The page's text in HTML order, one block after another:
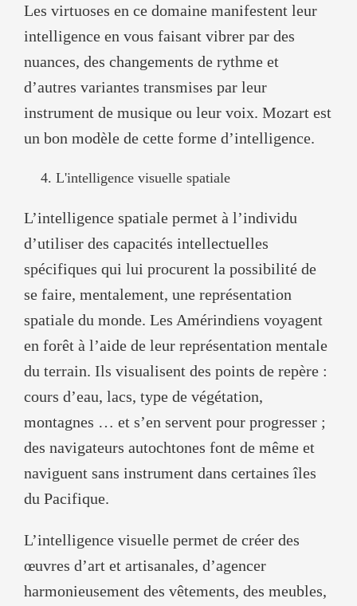
Les virtuoses en ce domaine manifestent leur
intelligence en vous faisant vibrer par des
nuances, des changements de rythme et
d’autres variantes transmises par leur
instrument de musique ou leur voix. Mozart est
un bon modèle de cette forme d’intelligence.
L'intelligence visuelle spatiale
L’intelligence spatiale permet à l’individu
d’utiliser des capacités intellectuelles
spécifiques qui lui procurent la possibilité de
se faire, mentalement, une représentation
spatiale du monde. Les Amérindiens voyagent
en forêt à l’aide de leur représentation mentale
du terrain. Ils visualisent des points de repère :
cours d’eau, lacs, type de végétation,
montagnes … et s’en servent pour progresser ;
des navigateurs autochtones font de même et
naviguent sans instrument dans certaines îles
du Pacifique.
L’intelligence visuelle permet de créer des
œuvres d’art et artisanales, d’agencer
harmonieusement des vêtements, des meubles,